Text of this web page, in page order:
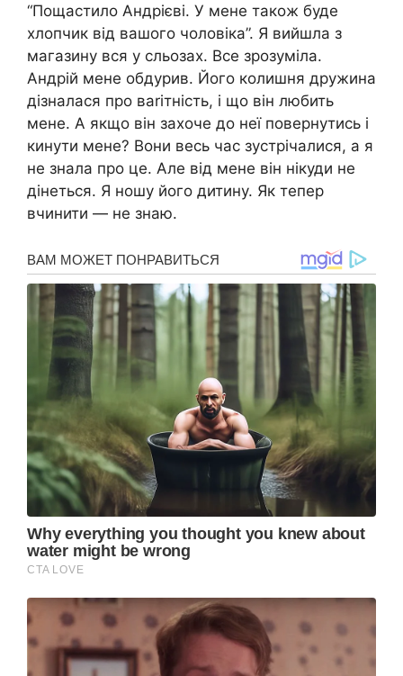
“Пощастило Андрієві. У мене також буде
хлопчик від вашого чоловіка”. Я вийшла з
магазину вся у сльозах. Все зрозуміла.
Андрій мене обдурив. Його колишня дружина
дізналася про ваrітність, і що він любить
мене. А якщо він захоче до неї повернутись і
кинути мене? Вони весь час зустрічалися, а я
не знала про це. Але від мене він нікуди не
дінеться. Я ношу його дитину. Як тепер
вчинити — не знаю.